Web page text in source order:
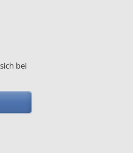
bei